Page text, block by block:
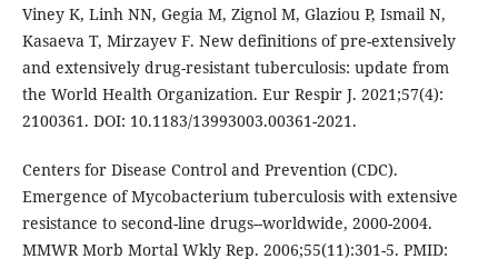
Viney K, Linh NN, Gegia M, Zignol M, Glaziou P, Ismail N,
Kasaeva T, Mirzayev F. New definitions of pre-extensively
and extensively drug-resistant tuberculosis: update from
the World Health Organization. Eur Respir J. 2021;57(4):
2100361. DOI: 10.1183/13993003.00361-2021.
Centers for Disease Control and Prevention (CDC).
Emergence of Mycobacterium tuberculosis with extensive
resistance to second-line drugs--worldwide, 2000-2004.
MMWR Morb Mortal Wkly Rep. 2006;55(11):301-5. PMID: